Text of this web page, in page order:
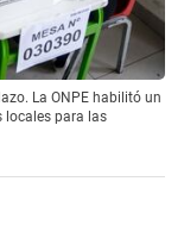
La ONPE habilitó un
locales para las